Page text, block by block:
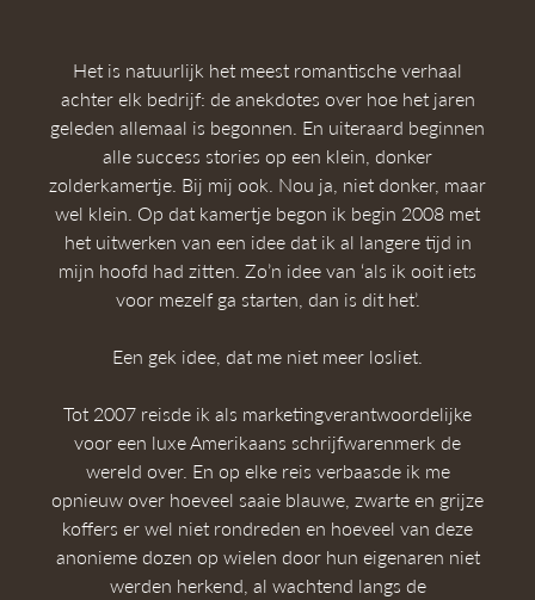
Het is natuurlijk het meest romantische verhaal
achter elk bedrijf: de anekdotes over hoe het jaren
geleden allemaal is begonnen. En uiteraard beginnen
alle success stories op een klein, donker
zolderkamertje. Bij mij ook. Nou ja, niet donker, maar
wel klein. Op dat kamertje begon ik begin 2008 met
het uitwerken van een idee dat ik al langere tijd in
mijn hoofd had zitten. Zo’n idee van ‘als ik ooit iets
voor mezelf ga starten, dan is dit het’.
Een gek idee, dat me niet meer losliet.
Tot 2007 reisde ik als marketingverantwoordelijke
voor een luxe Amerikaans schrijfwarenmerk de
wereld over. En op elke reis verbaasde ik me
opnieuw over hoeveel saaie blauwe, zwarte en grijze
koffers er wel niet rondreden en hoeveel van deze
anonieme dozen op wielen door hun eigenaren niet
werden herkend, al wachtend langs de